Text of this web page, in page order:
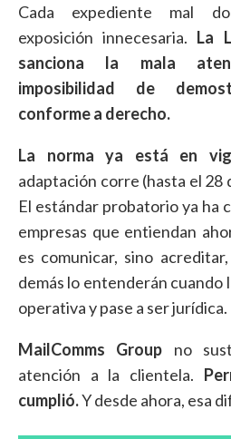
Cada expediente mal
exposición innecesaria. La
sanciona la mala
imposibilidad de
conforme a derecho.
La norma ya está en
adaptación corre (hasta el 28
El estándar probatorio ya ha
empresas que entiendan
es comunicar, sino
demás lo entenderán cuando
operativa y pase a ser jurídica.
MailComms Group no
atención a la clientela.
cumplió.Y desde ahora, esa